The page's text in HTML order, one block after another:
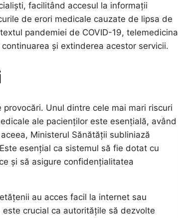
facilitând accesul la informații
de erori medicale cauzate de lipsa de
pandemiei de COVID-19, telemedicina
și extinderea acestor servicii.
Unul dintre cele mai mari riscuri
ale pacienților este esențială, având
Ministerul Sănătății subliniază
esențial ca sistemul să fie dotat cu
și să asigure confidențialitatea
au acces facil la internet sau
crucial ca autoritățile să dezvolte